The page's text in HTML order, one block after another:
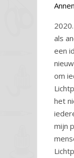
als
een
om
het
mijn